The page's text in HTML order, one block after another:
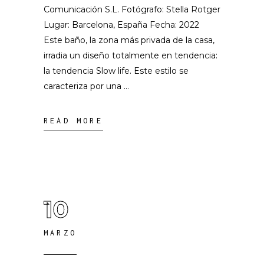
Comunicación S.L. Fotógrafo: Stella Rotger
Lugar: Barcelona, España Fecha: 2022
Este baño, la zona más privada de la casa,
irradia un diseño totalmente en tendencia:
la tendencia Slow life. Este estilo se
caracteriza por una
READ MORE
10
MARZO